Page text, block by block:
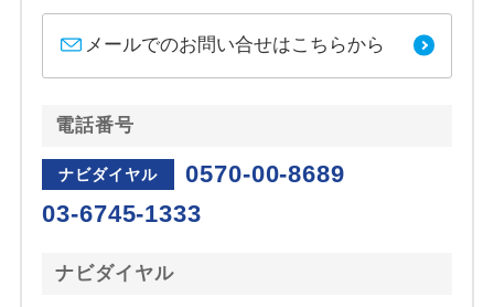
メールでのお問い合せはこちらから
電話番号
ナビダイヤル
0570-00-8689
03-6745-1333
ナビダイヤル